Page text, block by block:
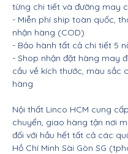
từng chi tiết và đường may
- Miễn phí ship toàn quốc,
nhận hàng (COD)
- Bảo hành tất cả chi tiết 5
- Shop nhận đặt hàng may
cầu về kích thước, màu sắc
hàng
Nội thất Linco HCM cung
chuyển, giao hàng tận nơi
đối với hầu hết tất cả các
Hồ Chí Minh Sài Gòn SG